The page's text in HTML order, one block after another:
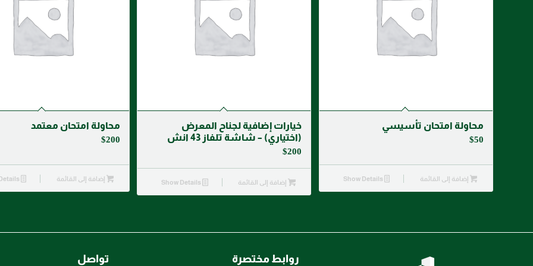
محاولة امتحان تأسيسي
$50
إضافة إلى القائمة
خيارات إضافية لجناح المعرض
(اختياري) – شاشة تلفاز 43 انش
$200
إضافة إلى القائمة
محاولة امتحان معتمد
$200
إضافة إلى القائمة
روابط مختصرة تواصل